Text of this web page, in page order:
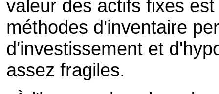
valeur des actifs fixes
méthodes d'inventaire
d'investissement et
assez fragiles.